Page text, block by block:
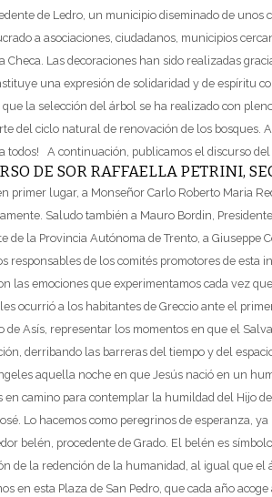
de Ledro, un municipio diseminado de
a asociaciones, ciudadanos, municipios
Checa. Las decoraciones han sido realizadas
una expresión de solidaridad y de espíritu
la selección del árbol se ha realizado con
del ciclo natural de renovación de los bosques.
todos!
A continuación, publicamos el discurso
DE SOR RAFFAELLA PETRINI,
primer lugar, a Monseñor Carlo Roberto Maria
Saludo también a Mauro Bordin,
de la Provincia Autónoma de Trento, a Giuseppe
responsables de los comités promotores de esta
las emociones que experimentamos cada vez
ocurrió a los habitantes de Greccio ante el
de Asís, representar los momentos en que el
derribando las barreras del tiempo y del
aquella noche en que Jesús nació en un
en camino para contemplar la humildad del Hijo
Lo hacemos como peregrinos de esperanza,
belén, procedente de Grado. El belén es
de la redención de la humanidad, al igual que el
en esta Plaza de San Pedro, que cada año